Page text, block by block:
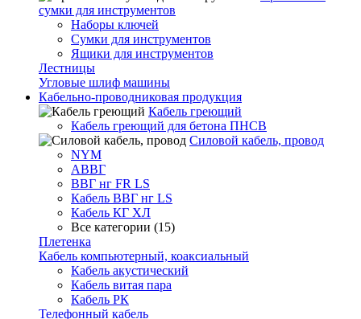
сумки для инструментов
Наборы ключей
Сумки для инструментов
Ящики для инструментов
Лестницы
Угловые шлиф машины
Кабельно-проводниковая продукция
Кабель греющий
Кабель греющий для бетона ПНСВ
Силовой кабель, провод
NYM
АВВГ
ВВГ нг FR LS
Кабель ВВГ нг LS
Кабель КГ ХЛ
Все категории (15)
Плетенка
Кабель компьютерный, коаксиальный
Кабель акустический
Кабель витая пара
Кабель РК
Телефонный кабель